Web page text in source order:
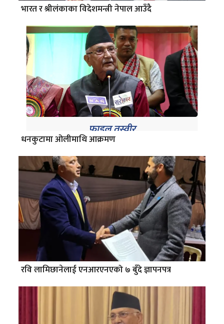
भारत र श्रीलंकाका विदेशमन्त्री नेपाल आउँदै
धनकुटामा ओलीमाथि आक्रमण
रवि लामिछानेलाई एनआरएनएको ७ बुँदे ज्ञापनपत्र